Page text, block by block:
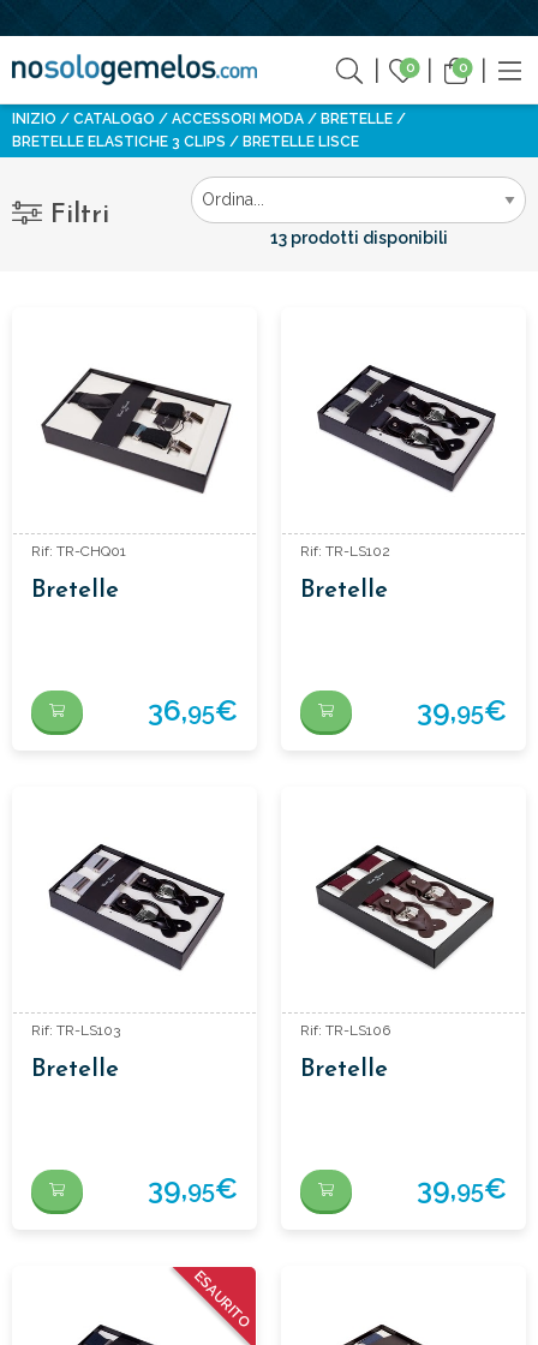
0 0
INIZIO CATALOGO ACCESSORI MODA
BRETELLE
BRETELLE ELASTICHE 3 CLIPS
BRETELLE LISCE
Filtri
13 prodotti disponibili
Rif: TR-CHQ01
Bretelle
36,95€
Rif: TR-LS102
Bretelle
39,95€
Rif: TR-LS103
Bretelle
39,95€
Rif: TR-LS106
Bretelle
39,95€
ESAURITO